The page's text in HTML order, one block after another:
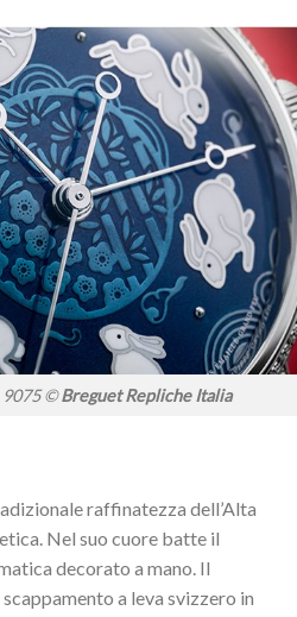
9075 ©Breguet Repliche Italia
raffinatezza dell’Alta
Nel suo cuore batte il
decorato a mano. Il
a leva svizzero in